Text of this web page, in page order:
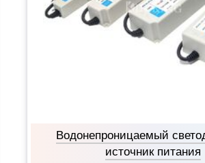
Водонепроницаемый
источник питания